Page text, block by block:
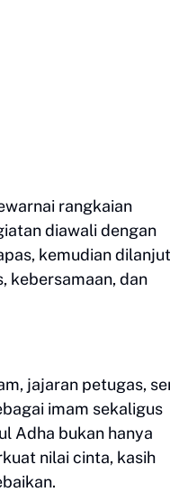
rangkaian
diawali dengan
kemudian
kebersamaan, dan
jajaran petugas,
imam sekaligus
Adha bukan hanya
nilai cinta, kasih